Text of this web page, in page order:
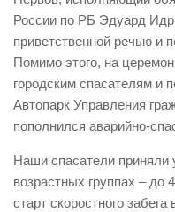
Наша работа
Фотогалерея
Обращения
Контакты
России по РБ Эдуард
приветственной речью и
Помимо этого, на
городским спасателям и
Автопарк Управления
пополнился аварийно-
Наши спасатели приняли
возрастных группах – до
старт скоростного